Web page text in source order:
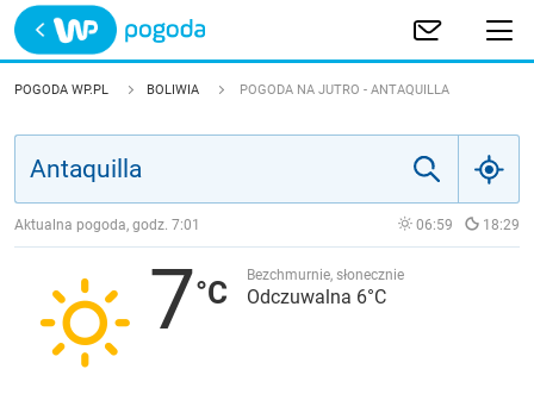
Trwa ładowanie
POLSKA
JAKOŚĆ POWIETRZA
POGODA WP.PL BOLIWIA POGODA NA JUTRO - ANTAQUILLA
Aktualna pogoda, godz. 7:01 06:59 18:29
7 Bezchmurnie, słonecznie
Odczuwalna 6°C